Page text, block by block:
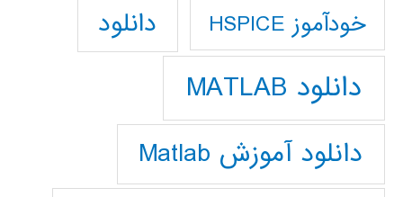
خودآموز HSPICE دانلود
دانلود MATLAB
دانلود آموزش Matlab